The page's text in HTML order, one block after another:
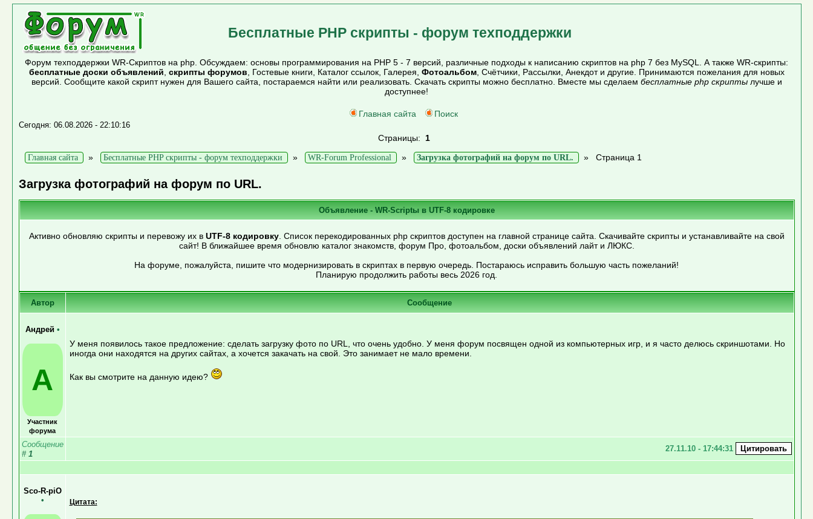
Бесплатные PHP скрипты - форум техподдержки
Форум техподдержки WR-Скриптов на php. Обсуждаем: основы программирования на PHP 5 - 7 версий, различные подходы к написанию скриптов на php 7 без MySQL. А также WR-скрипты:
бесплатные доски объявлений скрипты форумов , Гостевые книги, Каталог ссылок, Галерея, Фотоальбом, Счётчики, Рассылки, Анекдот и другие. Принимаются пожелания для новых
версий. Сообщите какой скрипт нужен для Вашего сайта, постараемся найти или реализовать. Скачать скрипты можно бесплатно. Вместе мы сделаем бесплатные php скриптылучше и
доступнее!
Главная сайта Поиск
Сегодня: 06.08.2026 - 22:10:16
Страницы: 1
Главная сайта » Бесплатные PHP скрипты - форум техподдержки » WR-Forum Professional » Загрузка фотографий на форум по URL. » Страница 1
Загрузка фотографий на форум по URL.
Объявление - WR-Scriptы в UTF-8 кодировке
Активно обновляю скрипты и перевожу их в UTF-8 кодировку. Список перекодированных php скриптов доступен на главной странице сайта. Скачивайте скрипты и устанавливайте на свой
сайт! В ближайшее время обновлю каталог знакомств, форум Про, фотоальбом, доски объявлений лайт и ЛЮКС.
На форуме, пожалуйста, пишите что модернизировать в скриптах в первую очередь. Постараюсь исправить большую часть пожеланий!
Планирую продолжить работы весь 2026 год.
Автор Сообщение
Андрей •
А
Участник
форума
У меня появилось такое предложение: сделать загрузку фото по URL, что очень удобно. У меня форум посвящен одной из компьютерных игр, и я часто делюсь скриншотами. Но
иногда они находятся на других сайтах, а хочется закачать на свой. Это занимает не мало времени.
Как вы смотрите на данную идею?
Сообщение
# 1
27.11.10 - 17:44:31
Sco-R-piO
•
Цитата: